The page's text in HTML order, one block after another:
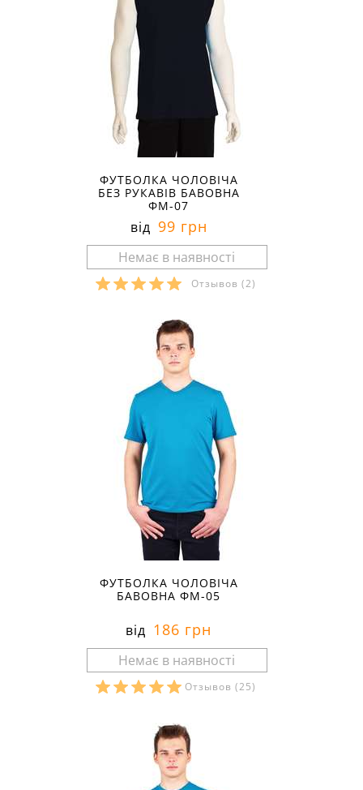
ФУТБОЛКА ЧОЛОВІЧА
БЕЗ РУКАВІВ БАВОВНА
ФМ-07
від 99 грн
Отзывов (2)
ФУТБОЛКА ЧОЛОВІЧА
БАВОВНА ФМ-05
від 186 грн
Отзывов (25)